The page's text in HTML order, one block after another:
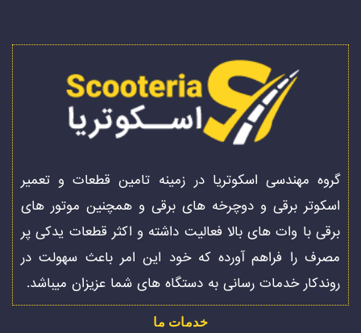
گروه مهندسی اسکوتریا در زمینه تامین قطعات و تعمیر
اسکوتر برقی و دوچرخه های برقی و همچنین موتور های
برقی با وات های بالا فعالیت داشته و اکثر قطعات یدکی پر
مصرف را فراهم آورده که خود این امر باعث سهولت در
روندکار خدمات رسانی به دستگاه های شما عزیزان میباشد.
خدمات ما